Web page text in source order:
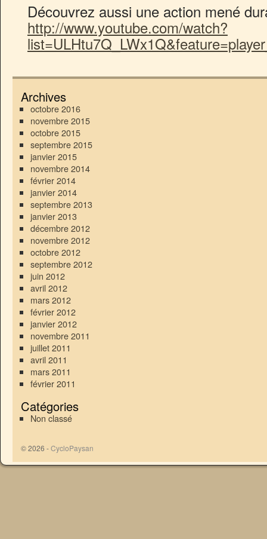
Découvrez aussi une action mené
http://www.youtube.com/watch?
Archives
octobre 2016
novembre 2015
octobre 2015
septembre 2015
janvier 2015
novembre 2014
février 2014
janvier 2014
septembre 2013
janvier 2013
décembre 2012
novembre 2012
octobre 2012
septembre 2012
juin 2012
avril 2012
mars 2012
février 2012
janvier 2012
novembre 2011
juillet 2011
avril 2011
mars 2011
février 2011
Catégories
Non classé
© 2026 -CycloPaysan